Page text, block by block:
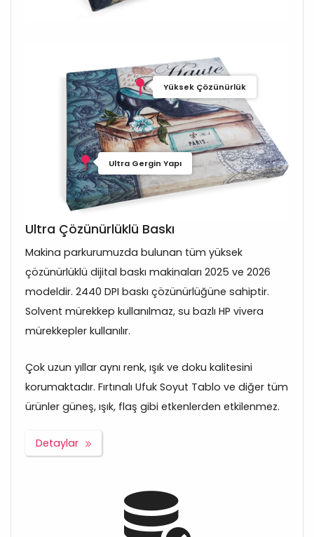
Yüksek Çözünürlük
Ultra Gergin Yapı
Ultra Çözünürlüklü Baskı
Makina parkurumuzda bulunan tüm yüksek
çözünürlüklü dijital baskı makinaları 2025 ve 2026
modeldir. 2440 DPI baskı çözünürlüğüne sahiptir.
Solvent mürekkep kullanılmaz, su bazlı HP vivera
mürekkepler kullanılır.
Çok uzun yıllar aynı renk, ışık ve doku kalitesini
korumaktadır. Fırtınalı Ufuk Soyut Tablo ve diğer tüm
ürünler güneş, ışık, flaş gibi etkenlerden etkilenmez.
Detaylar